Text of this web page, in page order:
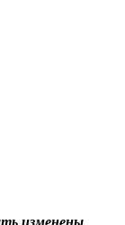
изменены